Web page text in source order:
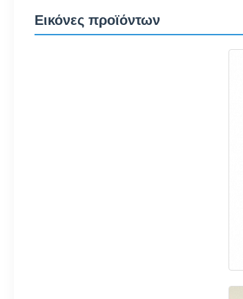
Εικόνες προϊόντων